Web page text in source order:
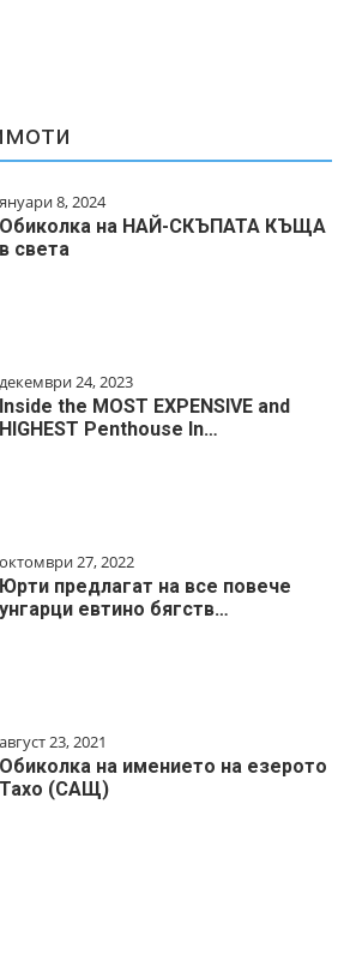
януари 8, 2024
Обиколка на НАЙ-СКЪПАТА КЪЩА
в света
декември 24, 2023
Inside the MOST EXPENSIVE and
HIGHEST Penthouse In…
октомври 27, 2022
Юрти предлагат на все повече
унгарци евтино бягств…
август 23, 2021
Обиколка на имението на езерото
Тахо (САЩ)